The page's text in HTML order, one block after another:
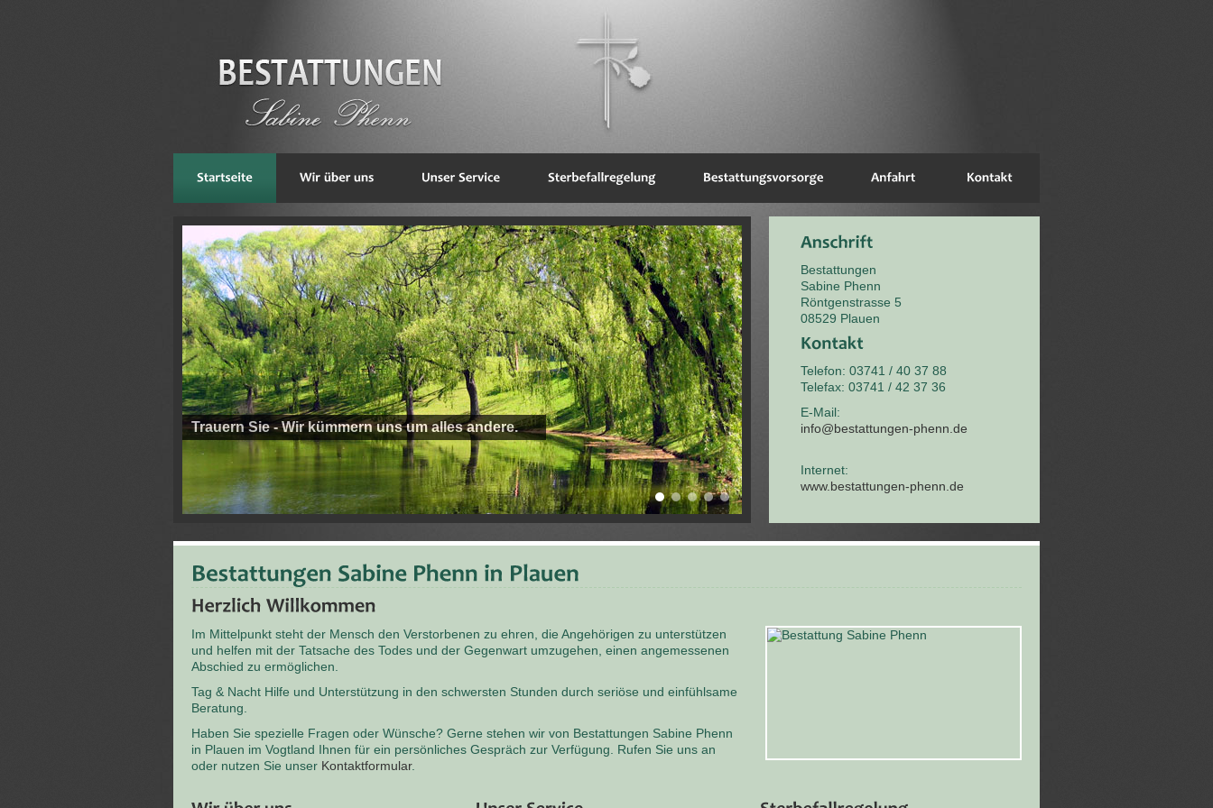
Bestattungen
Sabine Phenn
Röntgenstrasse 5
08529 Plauen
Telefon: 03741 / 40 37 88
Telefax: 03741 / 42 37 36
E-Mail:
info@bestattungen-phenn.de
Internet:
www.bestattungen-phenn.de
Trauern Sie - Wir kümmern uns um alles andere.
Im Mittelpunkt steht der Mensch den Verstorbenen zu ehren, die Angehörigen zu unterstützen
und helfen mit der Tatsache des Todes und der Gegenwart umzugehen, einen angemessenen
Abschied zu ermöglichen.
Tag & Nacht Hilfe und Unterstützung in den schwersten Stunden durch seriöse und einfühlsame
Beratung.
Haben Sie spezielle Fragen oder Wünsche? Gerne stehen wir von Bestattungen Sabine Phenn
in Plauen im Vogtland Ihnen für ein persönliches Gespräch zur Verfügung. Rufen Sie uns an
oder nutzen Sie unser Kontaktformular.